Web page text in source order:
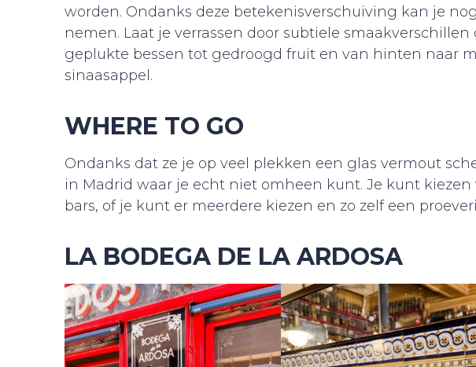
worden. Ondanks deze betekenisverschuiving kan je
nemen. Laat je verrassen door subtiele
geplukte bessen tot gedroogd fruit en van hinten naar
sinaasappel.
WHERE TO GO
Ondanks dat ze je op veel plekken een glas vermout
in Madrid waar je echt niet omheen kunt. Je kunt
bars, of je kunt er meerdere kiezen en zo zelf een
LA BODEGA DE LA ARDOSA